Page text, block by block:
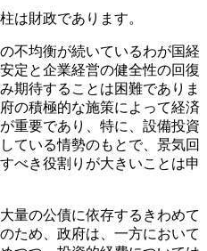
は財政であります。
不均衡が続いているわが国経
定と企業経営の健全性の回復
期待することは困難でありま
の積極的な施策によって経済
重要であり、特に、設備投資
ている情勢のもとで、景気回
べき役割りが大きいことは申
量の公債に依存するきわめて
ため、政府は、一方において